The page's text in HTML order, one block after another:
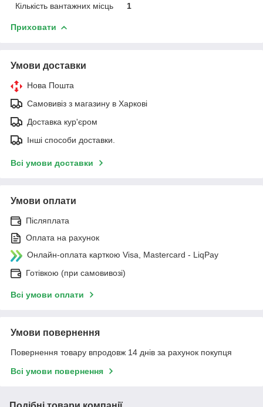
Кількість вантажних місць
1
Приховати
Умови доставки
Нова Пошта
Самовивіз з магазину в Харкові
Доставка кур'єром
Інші способи доставки.
Всі умови доставки
Умови оплати
Післяплата
Оплата на рахунок
Онлайн-оплата карткою Visa, Mastercard - LiqPay
Готівкою (при самовивозі)
Всі умови оплати
Умови повернення
Повернення товару впродовж 14 днів за рахунок покупця
Всі умови повернення